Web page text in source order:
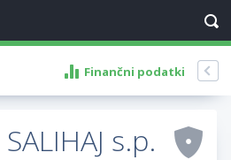
Finančni podatki
s.p.